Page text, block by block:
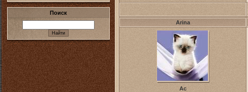
Поиск
Arina
Ас